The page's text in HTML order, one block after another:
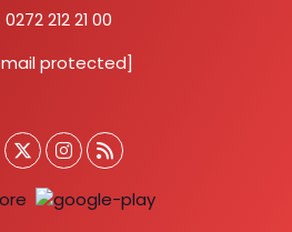
0272 212 21 00
protected]